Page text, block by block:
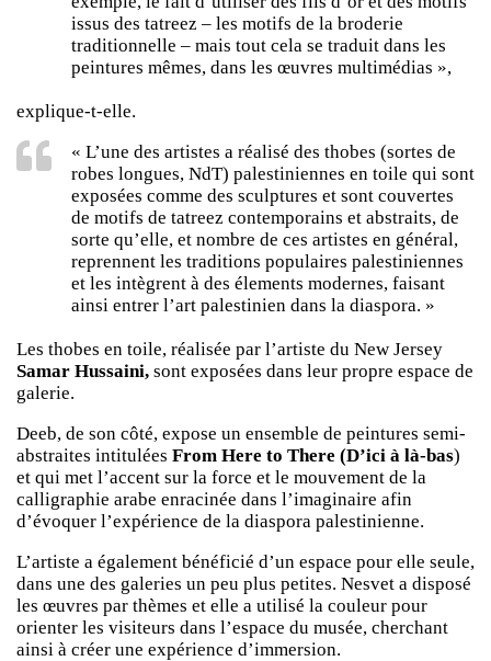
issus des tatreez – les motifs de la broderie
traditionnelle – mais tout cela se traduit dans les
peintures mêmes, dans les œuvres multimédias »,
explique-t-elle.
« L’une des artistes a réalisé des thobes (sortes de
robes longues, NdT) palestiniennes en toile qui sont
exposées comme des sculptures et sont couvertes
de motifs de tatreez contemporains et abstraits, de
sorte qu’elle, et nombre de ces artistes en général,
reprennent les traditions populaires palestiniennes
et les intègrent à des élements modernes, faisant
ainsi entrer l’art palestinien dans la diaspora. »
Les thobes en toile, réalisée par l’artiste du New Jersey
Samar Hussaini, sont exposées dans leur propre espace de
galerie.
Deeb, de son côté, expose un ensemble de peintures semi-
abstraites intitulées From Here to There (D’ici à là-bas)
et qui met l’accent sur la force et le mouvement de la
calligraphie arabe enracinée dans l’imaginaire afin
d’évoquer l’expérience de la diaspora palestinienne.
L’artiste a également bénéficié d’un espace pour elle seule,
dans une des galeries un peu plus petites. Nesvet a disposé
les œuvres par thèmes et elle a utilisé la couleur pour
orienter les visiteurs dans l’espace du musée, cherchant
ainsi à créer une expérience d’immersion.